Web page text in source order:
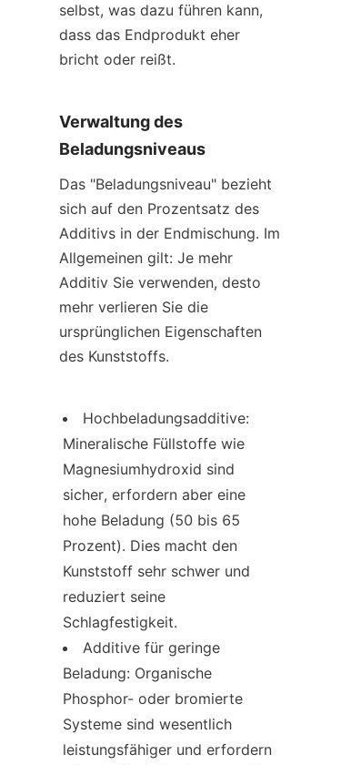
selbst, was dazu führen kann,
dass das Endprodukt eher
bricht oder reißt.
Verwaltung des
Beladungsniveaus
Das "Beladungsniveau" bezieht
sich auf den Prozentsatz des
Additivs in der Endmischung. Im
Allgemeinen gilt: Je mehr
Additiv Sie verwenden, desto
mehr verlieren Sie die
ursprünglichen Eigenschaften
des Kunststoffs.
Hochbeladungsadditive:
Mineralische Füllstoffe wie
Magnesiumhydroxid sind
sicher, erfordern aber eine
hohe Beladung (50 bis 65
Prozent). Dies macht den
Kunststoff sehr schwer und
reduziert seine
Schlagfestigkeit.
Additive für geringe
Beladung: Organische
Phosphor- oder bromierte
Systeme sind wesentlich
leistungsfähiger und erfordern